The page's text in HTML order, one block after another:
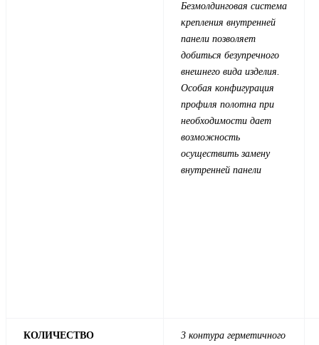
Безмолдинговая система
крепления внутренней
панели позволяет
добиться безупречного
внешнего вида изделия.
Особая конфигурация
профиля полотна при
необходимости дает
возможность
осуществить замену
внутренней панели
КОЛИЧЕСТВО 3 контура герметичного